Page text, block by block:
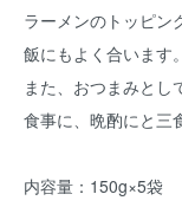
ラーメンのトッピン
飯にもよく合います。
また、おつまみとし
食事に、晩酌にと三
内容量：150g×5袋